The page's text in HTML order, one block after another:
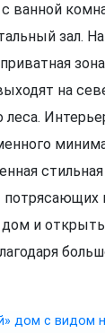
ванной
зал.
на
леса.
потрясающих
и